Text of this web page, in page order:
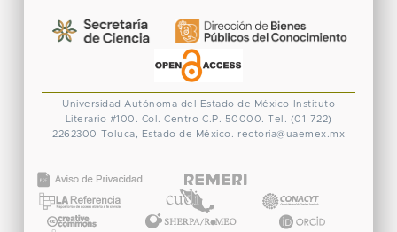
Universidad Autónoma del Estado de México
Instituto
Literario #100. Col. Centro C.P. 50000. Tel. (01-722)
2262300 Toluca, Estado de México. rectoria@uaemex.mx